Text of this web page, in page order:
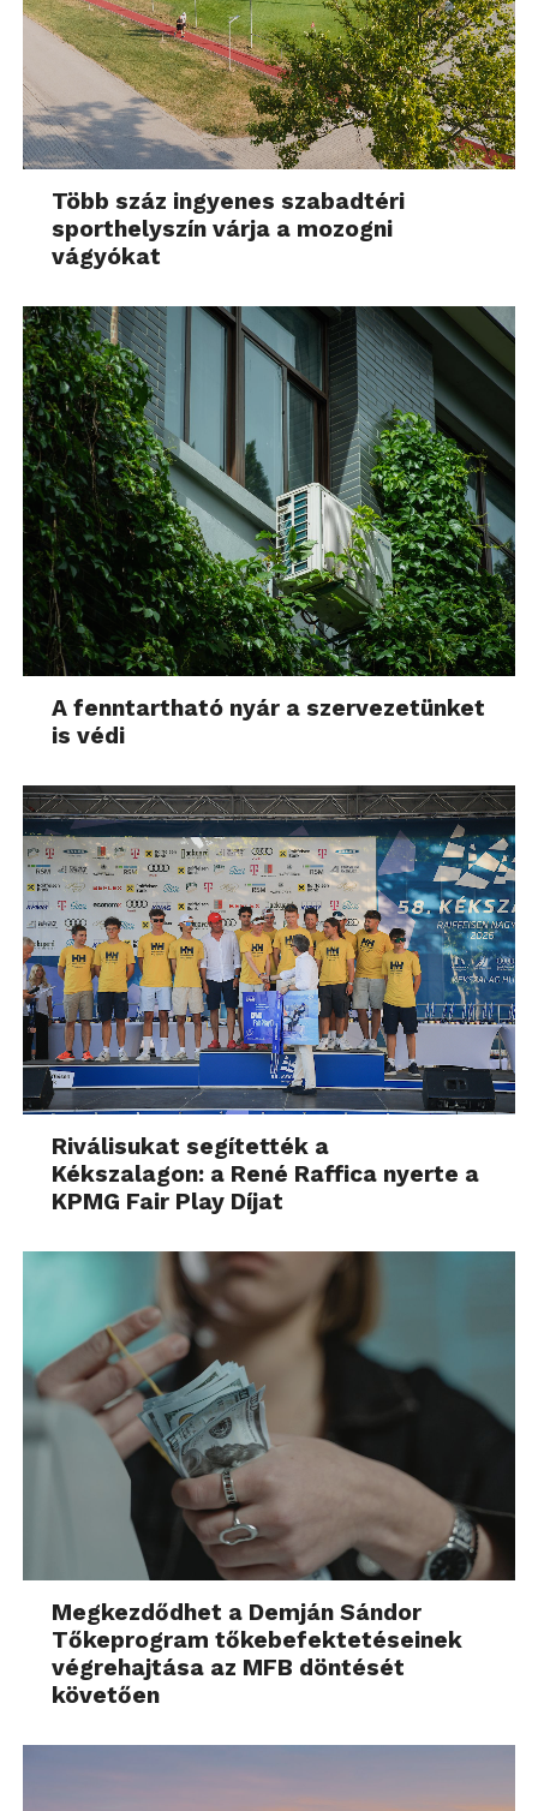
Több száz ingyenes szabadtéri
sporthelyszín várja a mozogni
vágyókat
A fenntartható nyár a szervezetünket
is védi
Riválisukat segítették a
Kékszalagon: a René Raffica nyerte a
KPMG Fair Play Díjat
Megkezdődhet a Demján Sándor
Tőkeprogram tőkebefektetéseinek
végrehajtása az MFB döntését
követően